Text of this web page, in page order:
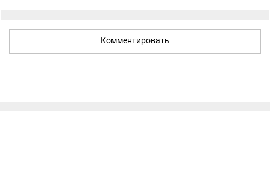
Комментировать